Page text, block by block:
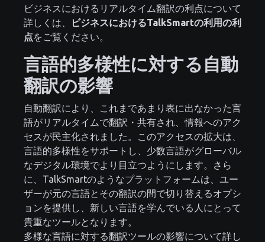
ビジネスにおけるリアルタイム翻訳の利点について
詳しくは、
ビジネスにおけるTalkSmartの利用の利
点をご覧ください。
言語的多様性に対する自動
翻訳の影響
自動翻訳により、これまであまり表に出なかった言
語がリアルタイムで翻訳・共有され、情報へのアク
セスが民主化されました。このアクセスの拡大は、
言語的多様性をサポートし、少数言語がグローバル
なデジタル環境でより目立つようにします。さら
に、TalkSmartのようなプラットフォームは、ユー
ザーが元の言語とその翻訳の間で切り替えるオプシ
ョンを提供し、新しい言語を学んでいる人にとって
貴重なツールとなります。
多様な言語に対する翻訳ツールの影響について詳し